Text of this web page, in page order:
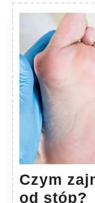
Czym
od stóp?